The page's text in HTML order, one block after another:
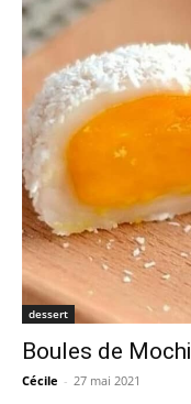
dessert
Boules de Mochi
Cécile - 27 mai 2021